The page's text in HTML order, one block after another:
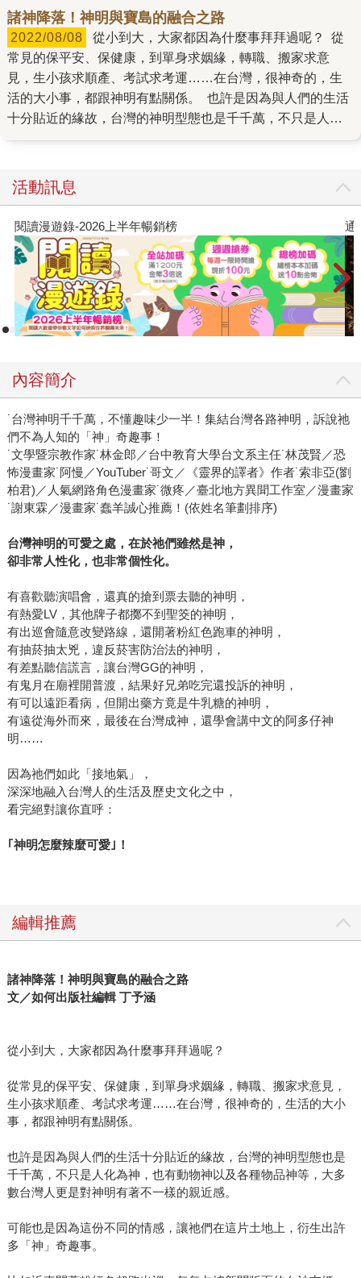
諸神降落！神明與寶島的融合之路
2022/08/08
常見的保平安、保健康，到單身求姻緣，轉職、搬家求意
見，生小孩求順產、考試求考運……在台灣，很神奇的，生
活的大小事，都跟神明有點關係。 也許是因為與人們的生活
十分貼近的緣故，台灣的神明型態也是千千萬，不只是人化
讓祂們在這片土地上，衍生出許多「神」奇趣事。 比如近來
開著粉紅色超跑出巡，每每占據新聞版面的白沙屯媽祖，近
九萬名的香燈腳與祂一同進香的場面極為壯觀；宜蘭的二結
王公過火儀式，熾熱地燃燒的一萬斤木炭奇景，更是台灣宗
教的珍貴文化資產；跟彰化鹿港的籃仔姑、掃帚神同遊，過
程中身體不由自主地移動，讓體驗過的外國人也驚訝「怎麼
可能」…… 正是因為這些神明在台灣走過了這許多年頭，不
斷與人民的生活、時代相互碰撞、結合，這才造就出這些在
全世界也獨一無二的神奇景象。 還在想暑假要去哪裡玩嗎？
好兄弟星光大道——孤棚祭開始吧！
活動訊息
閱讀漫遊錄-2026上半年暢銷榜 通
內容簡介
˙台灣神明千千萬，不懂趣味少一半！集結台灣各路神明，訴說祂
們不為人知的「神」奇趣事！
˙文學暨宗教作家˙林金郎／台中教育大學台文系主任˙林茂賢／恐
怖漫畫家˙阿慢／YouTuber˙哥文／《靈界的譯者》作者˙索非亞(劉
柏君)／人氣網路角色漫畫家˙微疼／臺北地方異聞工作室／漫畫家
˙謝東霖／漫畫家˙蠢羊誠心推薦！(依姓名筆劃排序)
台灣神明的可愛之處，在於祂們雖然是神，
卻非常人性化，也非常個性化。
有喜歡聽演唱會，還真的搶到票去聽的神明，
有熱愛LV，其他牌子都擲不到聖筊的神明，
有出巡會隨意改變路線，還開著粉紅色跑車的神明，
有抽菸抽太兇，違反菸害防治法的神明，
有差點聽信謊言，讓台灣GG的神明，
有鬼月在廟裡開普渡，結果好兄弟吃完還投訴的神明，
有可以遠距看病，但開出藥方竟是牛乳糖的神明，
有遠從海外而來，最後在台灣成神，還學會講中文的阿多仔神
明……
因為祂們如此「接地氣」，
深深地融入台灣人的生活及歷史文化之中，
看完絕對讓你直呼：
｢神明怎麼辣麼可愛｣！
編輯推薦
諸神降落！神明與寶島的融合之路
文／如何出版社編輯 丁予涵
從小到大，大家都因為什麼事拜拜過呢？
從常見的保平安、保健康，到單身求姻緣，轉職、搬家求意見，
生小孩求順產、考試求考運……在台灣，很神奇的，生活的大小
事，都跟神明有點關係。
也許是因為與人們的生活十分貼近的緣故，台灣的神明型態也是
千千萬，不只是人化為神，也有動物神以及各種物品神等，大多
數台灣人更是對神明有著不一樣的親近感。
可能也是因為這份不同的情感，讓祂們在這片土地上，衍生出許
多「神」奇趣事。